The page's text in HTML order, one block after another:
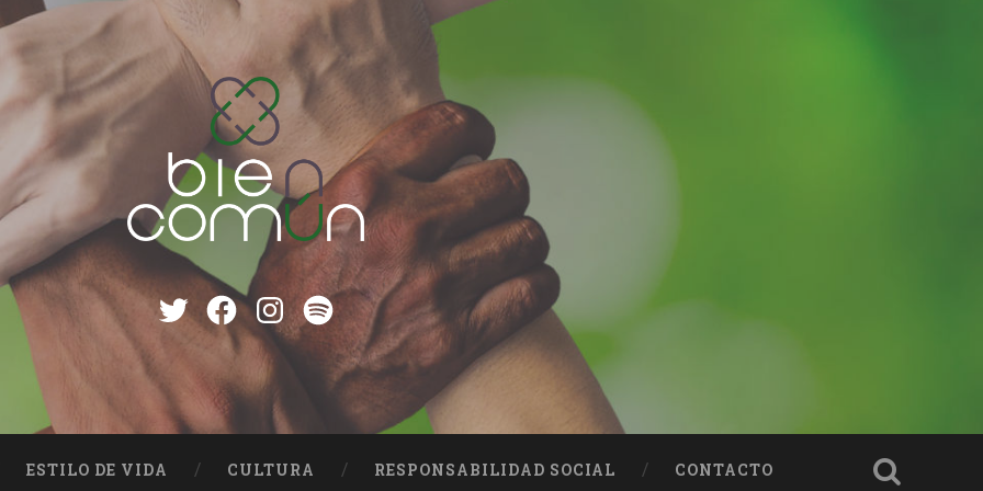
TwitterFacebook
instagram
Spotify
ESTILO DE VIDA CULTURA RESPONSABILIDAD SOCIAL CONTACTO